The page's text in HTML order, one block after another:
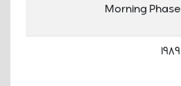
Morning Phase
1989